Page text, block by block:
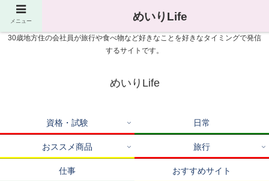
30歳地方住の会社員が旅行や食べ物など好きなことを好きなタイミングで発信
するサイトです。
めいりLife
資格・試験 日常
おススメ商品 旅行
仕事 おすすめサイト
メニュー めいりLife